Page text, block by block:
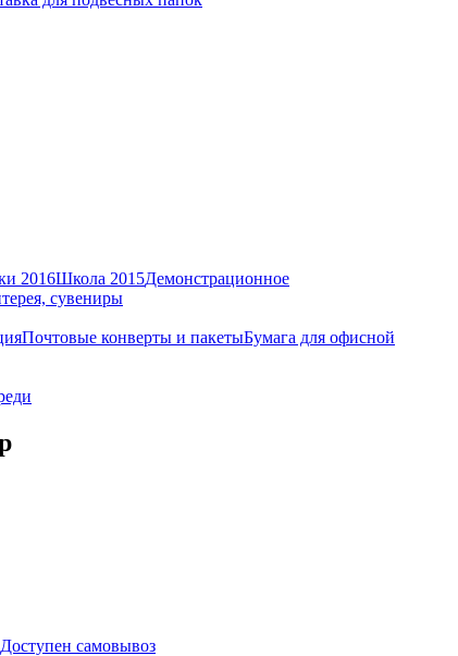
2016Школа 2015Демонстрационное
сувениры
Почтовые конверты и пакетыБумага для офисной
Доступен самовывоз